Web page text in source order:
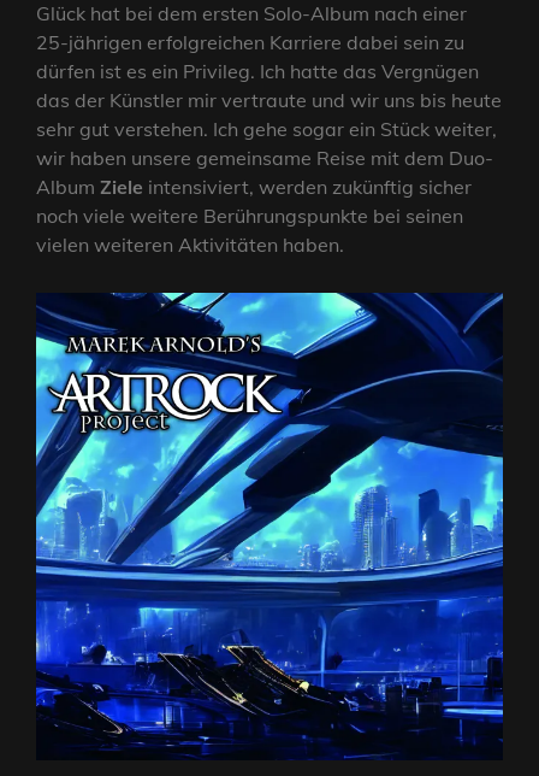
Glück hat bei dem ersten Solo-Album nach einer
25-jährigen erfolgreichen Karriere dabei sein zu
dürfen ist es ein Privileg. Ich hatte das Vergnügen
das der Künstler mir vertraute und wir uns bis heute
sehr gut verstehen. Ich gehe sogar ein Stück weiter,
wir haben unsere gemeinsame Reise mit dem Duo-
Album Ziele intensiviert, werden zukünftig sicher
noch viele weitere Berührungspunkte bei seinen
vielen weiteren Aktivitäten haben.